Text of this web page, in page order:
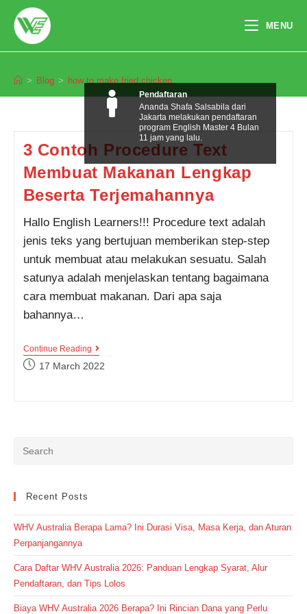
content
MENU
> Blog > how to make fried chicken
3 Contoh Procedure Text
Membuat Makanan Lengkap
Beserta Terjemahannya
Hallo English Learners!!! Procedure text adalah
jenis teks yang bertujuan memberikan step-step
untuk membuat atau melakukan sesuatu. Salah
satunya adalah menjelaskan tentang bagaimana
cara membuat makanan. Dari apa saja
bahannya…
Continue Reading3
Procedure
Post17 March 2022
Recent Posts
WHV Australia Berapa Lama? Ini Durasi Visa, Masa Kerja, dan Aturan
Perpanjangannya
Cara Daftar WHV Australia 2026: Panduan Lengkap Syarat, Alur
Pendaftaran, dan Tips Lolos
Biaya WHV Australia 2026 Berapa? Ini Rincian Dana yang Perlu
Pendaftaran
Ananda Shafa Salsabila dari
Jakarta melakukan pendaftaran
program English Master 4 Bulan
11 jam yang lalu.